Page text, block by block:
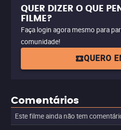
QUER DIZER O QUE
FILME?
Faça login agora mesmo para
comunidade!
QUERO
Comentários
Este filme ainda não tem